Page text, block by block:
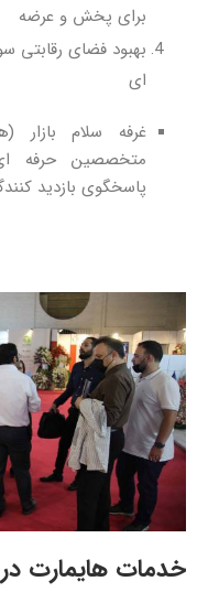
برای پخش و عرضه
بهبود فضای رقابتی
ای
غرفه سلام بازار
پاسخگوی بازدید
خدمات هایمارت